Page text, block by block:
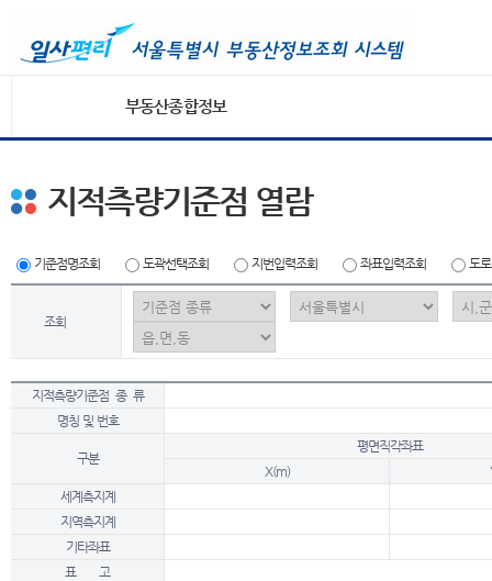
부동산종합정보
지적측량기준점 열람
기준점명조회 도곽선택조회 지번입력조회 좌표입력조회 도
조회
지적측량기준점 종 류
명칭 및 번호
구분
평면직각좌표
X(m)
세계측지계
지역측지계
기타좌표
표 고